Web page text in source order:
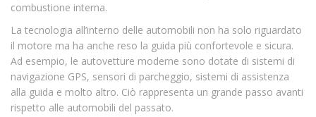
combustione interna.
La tecnologia all’interno delle automobili non ha solo riguardato
il motore ma ha anche reso la guida più confortevole e sicura.
Ad esempio, le autovetture moderne sono dotate di sistemi di
navigazione GPS, sensori di parcheggio, sistemi di assistenza
alla guida e molto altro. Ciò rappresenta un grande passo avanti
rispetto alle automobili del passato.